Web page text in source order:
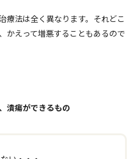
療法は全く異なります。それどこ
かえって増悪することもあるので
潰瘍ができるもの